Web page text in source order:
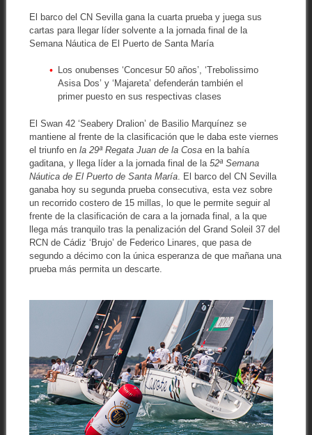
El barco del CN Sevilla gana la cuarta prueba y juega sus
cartas para llegar líder solvente a la jornada final de la
Semana Náutica de El Puerto de Santa María
Los onubenses ‘Concesur 50 años’, ‘Trebolissimo
Asisa Dos’ y ‘Majareta’ defenderán también el
primer puesto en sus respectivas clases
El Swan 42 ‘Seabery Dralion’ de Basilio Marquínez se
mantiene al frente de la clasificación que le daba este viernes
el triunfo en la 29ª Regata Juan de la Cosa en la bahía
gaditana, y llega líder a la jornada final de la 52ª Semana
Náutica de El Puerto de Santa María. El barco del CN Sevilla
ganaba hoy su segunda prueba consecutiva, esta vez sobre
un recorrido costero de 15 millas, lo que le permite seguir al
frente de la clasificación de cara a la jornada final, a la que
llega más tranquilo tras la penalización del Grand Soleil 37 del
RCN de Cádiz ‘Brujo’ de Federico Linares, que pasa de
segundo a décimo con la única esperanza de que mañana una
prueba más permita un descarte.